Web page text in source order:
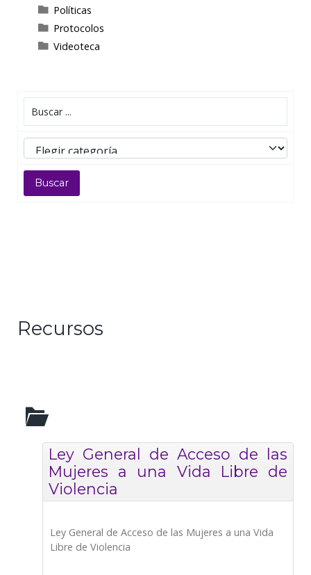
Políticas
Protocolos
Videoteca
Recursos
Ley General de Acceso de las
Mujeres a una Vida Libre de
Violencia
Ley General de Acceso de las Mujeres a una Vida
Libre de Violencia